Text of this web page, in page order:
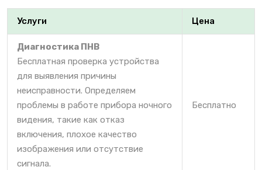
Услуги Цена
Диагностика ПНВ
Бесплатная проверка устройства
для выявления причины
неисправности. Определяем
проблемы в работе прибора ночного
видения, такие как отказ
включения, плохое качество
изображения или отсутствие
сигнала.
Бесплатно